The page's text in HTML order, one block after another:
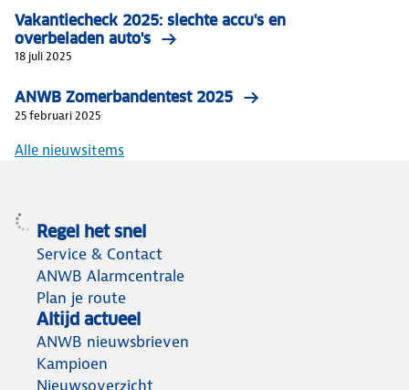
Vakantiecheck 2025: slechte accu's en
overbeladen auto's
18 juli 2025
ANWB Zomerbandentest 2025
25 februari 2025
Alle nieuwsitems
Regel het snel
Service & Contact
ANWB Alarmcentrale
Plan je route
Altijd actueel
ANWB nieuwsbrieven
Kampioen
Nieuwsoverzicht